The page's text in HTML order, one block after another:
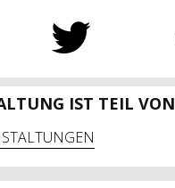
IST TEIL VON